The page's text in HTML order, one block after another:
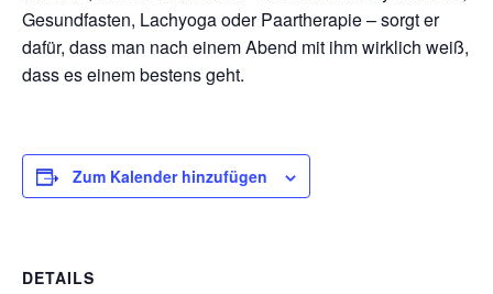
Gesundfasten, Lachyoga oder Paartherapie – sorgt er
dafür, dass man nach einem Abend mit ihm wirklich weiß,
dass es einem bestens geht.
Zum Kalender hinzufügen
DETAILS